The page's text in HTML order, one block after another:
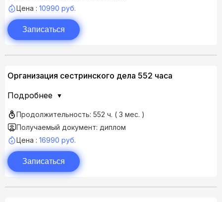
Цена : 10990 руб.
Записаться
Организация сестринского дела 552 часа
Подробнее
Продолжительность: 552 ч. ( 3 мес. )
Получаемый документ: диплом
Цена : 16990 руб.
Записаться